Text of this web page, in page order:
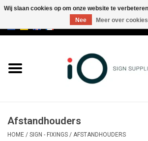
Merken
Afstandhouders
HOME / SIGN - FIXINGS / AFSTANDHOUDERS
Wij slaan cookies op om onze website te
Nee
Meer over